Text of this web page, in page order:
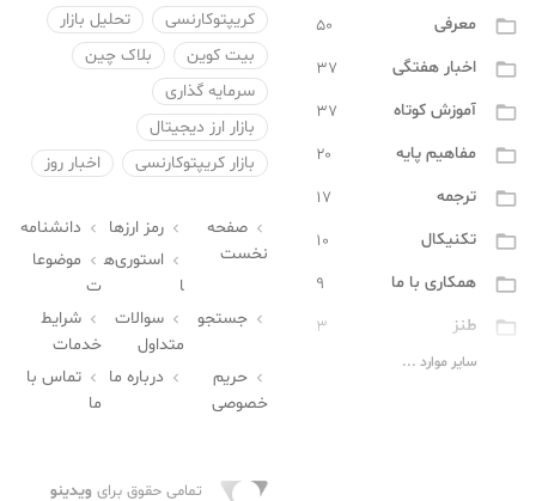
 معرفی ۵۰
 اخبار هفتگی ۳۷
 آموزش کوتاه ۳۷
 مفاهیم پایه ۲۰
 ترجمه ۱۷
 تکنیکال ۱۰
 همکاری با ما ۹
 طنز ۳
مفاهیم پیشرفته
سایر موارد ...
کریپتوکارنسی
تحلیل بازار
بیت کوین
بلاک چین
سرمایه گذاری
بازار ارز دیجیتال
بازار کریپتوکارنسی
اخبار روز
 صفحه
نخست
 رمز ارزها  دانشنامه

استوری‌ه
ا

موضوعا
ت
 جستجو  سوالات
متداول
 شرایط
خدمات
 حریم
خصوصی
 درباره ما  تماس با
ما
تمامی حقوق برای ویدینو